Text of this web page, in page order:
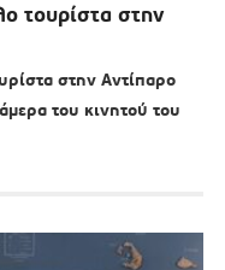
τουρίστα στην
στην Αντίπαρο
του κινητού του